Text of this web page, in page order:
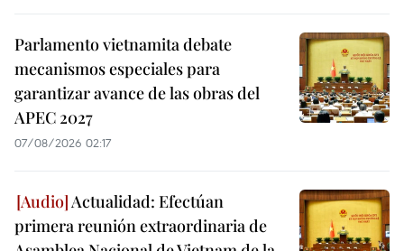
Parlamento vietnamita debate
mecanismos especiales para
garantizar avance de las obras del
APEC 2027
07/08/2026 02:17
Actualidad: Efectúan
primera reunión extraordinaria de